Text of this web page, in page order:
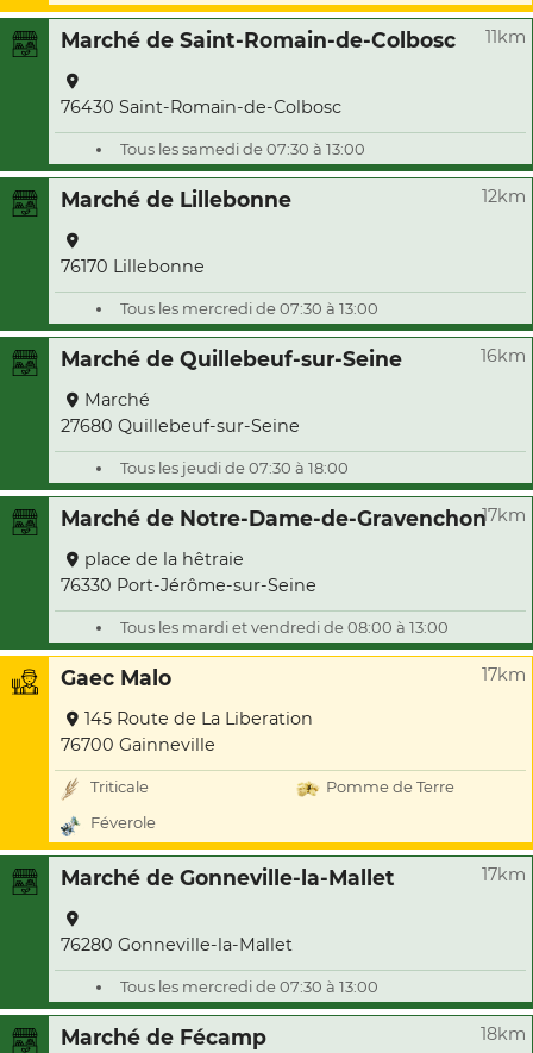
Marché de Saint-Romain-de-Colbosc 11km
76430 Saint-Romain-de-Colbosc
Tous les samedi de 07:30 à 13:00
Marché de Lillebonne 12km
76170 Lillebonne
Tous les mercredi de 07:30 à 13:00
Marché de Quillebeuf-sur-Seine 16km
Marché
27680 Quillebeuf-sur-Seine
Tous les jeudi de 07:30 à 18:00
Marché de Notre-Dame-de-Gravenchon17km
place de la hêtraie
76330 Port-Jérôme-sur-Seine
Tous les mardi et vendredi de 08:00 à 13:00
Gaec Malo 17km
145 Route de La Liberation
76700 Gainneville
Triticale
Pomme de Terre
Féverole
Marché de Gonneville-la-Mallet 17km
76280 Gonneville-la-Mallet
Tous les mercredi de 07:30 à 13:00
Marché de Fécamp 18km